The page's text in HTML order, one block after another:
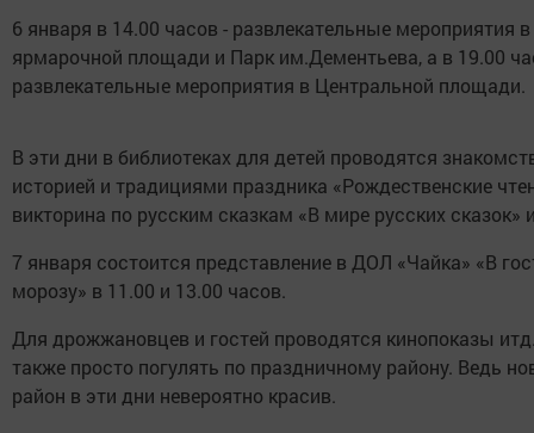
6 января в 14.00 часов - развлекательные мероприятия в
ярмарочной площади и Парк им.Дементьева, а в 19.00
развлекательные мероприятия в Центральной площади.
В эти дни в библиотеках для детей проводятся
историей и традициями праздника «Рождественские
викторина по русским сказкам «В мире русских сказок»
7 января состоится представление в ДОЛ «Чайка» «В
морозу» в 11.00 и 13.00 часов.
Для дрожжановцев и гостей проводятся кинопоказы
также просто погулять по праздничному району. Ведь
район в эти дни невероятно красив.